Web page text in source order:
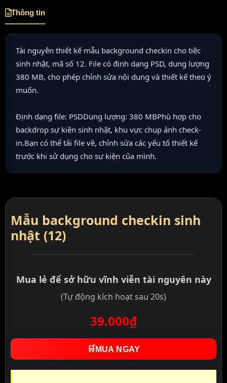
Thông tin
Tài nguyên thiết kế mẫu background checkin cho tiệc
sinh nhật, mã số 12. File có định dạng PSD, dung lượng
380 MB, cho phép chỉnh sửa nội dung và thiết kế theo ý
muốn.
Định dạng file: PSDDung lượng: 380 MBPhù hợp cho
backdrop sự kiện sinh nhật, khu vực chụp ảnh check-
in.Bạn có thể tải file về, chỉnh sửa các yếu tố thiết kế
trước khi sử dụng cho sự kiện của mình.
Mẫu background checkin sinh
nhật (12)
Mua lẻ để sở hữu vĩnh viễn tài nguyên này
(Tự động kích hoạt sau 20s)
39.000₫
🛒 MUA NGAY